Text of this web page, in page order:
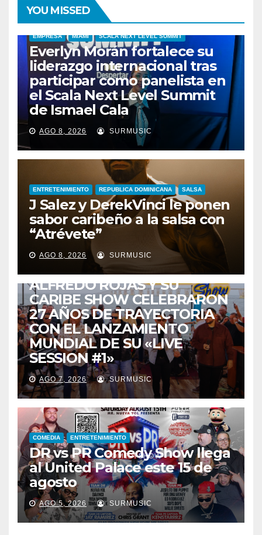
YOU MISSED
EMPRESA MIAMI SCALA NEXT LEVEL SUMMIT
Everlyn Morán fortalece su
liderazgo internacional tras
participar como panelista en
el Scala Next Level Summit
de Ismael Cala
AGO 8, 2026 SURMUSIC
ENTRETENIMIENTO REPUBLICA DOMINICANA SALSA
J Salez y DerekVinci le ponen
sabor caribeño a la salsa con
“Atrévete”
AGO 8, 2026 SURMUSIC
ENTRETENIMIENTO GUARACHA ZULIANA LIVE SESSION
ZULIA
ALFREDO ROJAS Y SU
CARIBE SHOW CELEBRARON
27 AÑOS DE TRAYECTORIA
CON EL LANZAMIENTO
MUNDIAL DE SU «LIVE
SESSION #1»
AGO 7, 2026 SURMUSIC
COMEDIA ENTRETENIMIENTO
DR vs PR Comedy Show llega
al United Palace este 15 de
agosto
AGO 5, 2026 SURMUSIC